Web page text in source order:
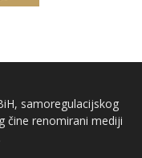
samoregulacijskog
čine renomirani mediji